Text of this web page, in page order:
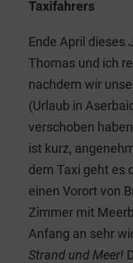
Taxifahrers
Ende April dieses
Thomas und ich
nachdem wir
(Urlaub in
verschoben
ist kurz,
dem Taxi geht es
einen Vorort von
Zimmer mit
Anfang an sehr
Strand und Meer!